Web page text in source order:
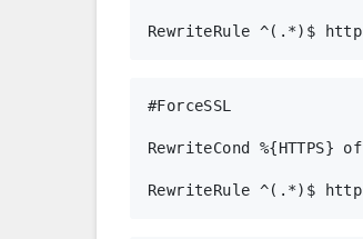
#ForceSSL
RewriteCond %{HTTPS}